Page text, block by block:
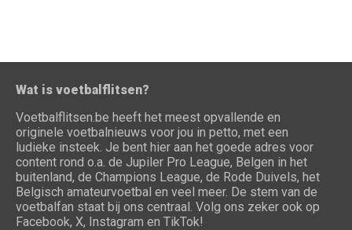
Wat is voetbalflitsen?
Voetbalflitsen.be heeft het meest opvallende en
originele voetbalnieuws voor jou in petto, met een
ludieke insteek. Je bent hier aan het goede adres voor
content rond o.a. de Jupiler Pro League, Belgen in het
buitenland, de Champions League, de Rode Duivels, het
Belgisch amateurvoetbal en veel meer. De stem van de
voetbalfan staat bij ons centraal. Volg ons zeker ook op
Facebook, X, Instagram en TikTok!